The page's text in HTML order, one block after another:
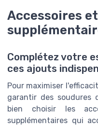
Accessoires
Complétez votre
ces ajouts
Pour maximiser
garantir des soudures
bien choisir les
supplémentaires qui